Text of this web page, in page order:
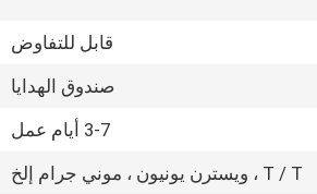
قابل للتفاوض
صندوق الهدايا
3-7 أيام عمل
T / T ، ويسترن يونيون ، موني جرام إلخ